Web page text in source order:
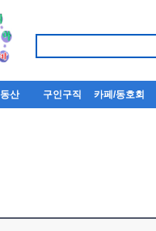
산 구인구직 카페/동호회